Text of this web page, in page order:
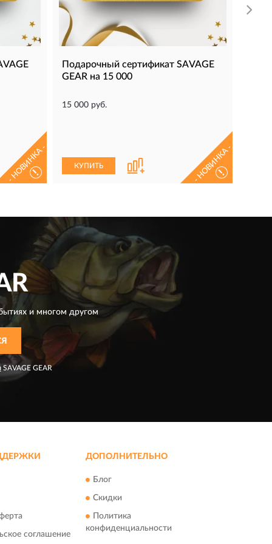
- НОВИНКА -
!
Подарочный сертификат SAVAGE
GEAR на 15 000
15 000 руб.
КУПИТЬ - НОВИНКА -
!
и многом другом
SAVAGE GEAR
соглашение
ДОПОЛНИТЕЛЬНО
Блог
Скидки
Политика
конфиденциальности